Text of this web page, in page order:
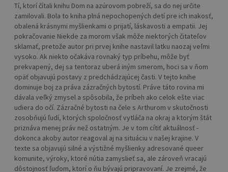
Tí, ktorí čítali knihu Dom na azúrovom pobreží, sa do nej určite
zamilovali. Bola to kniha plná nepochopených detí pre ich inakosť,
obalená krásnymi myšlienkami o prijatí, láskavosti a empatii. Jej
pokračovanie Niekde za morom však môže niektorých čitateľov
sklamať, pretože autor pri prvej knihe nastavil latku naozaj veľmi
vysoko. Ak niekto očakáva rovnaký typ príbehu, môže byť
prekvapený, dej sa tentoraz uberá iným smerom, hoci sa v ňom
opäť objavujú postavy z predchádzajúcej časti. V tejto knihe
dominuje boj za práva zázračných bytostí. Práve táto rovina mi
dávala veľký zmysel a spôsobila, že príbeh ako celok ešte viac
udiera do očí. Zázračné bytosti na čele s Arthurom v skutočnosti
zosobňujú ľudí, ktorých spoločnosť vytláča na okraj a ktorým štát
priznáva menej práv než ostatným. Je v tom cítiť aktuálnosť -
dokonca akoby autor reagoval aj na situáciu v našej krajine. V
texte sa objavujú silné a výstižné myšlienky adresované queer
komunite, výroky, ktoré nútia zamyslieť sa, ale zároveň vracajú
dôstojnosť ľuďom, ktorí o ňu bývajú pripravovaní. Je zrejmé, že